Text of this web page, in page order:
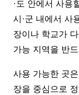
·도 안에서 사용
시·군 내에서 사
장이나 학교가
가능 지역을 반
사용 가능한 곳
장을 중심으로